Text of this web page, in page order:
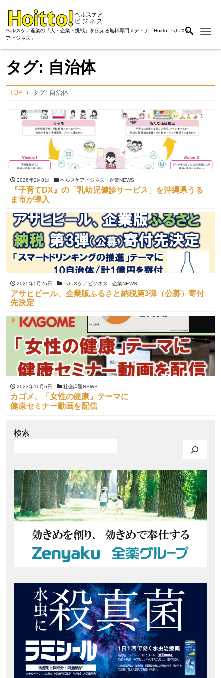
ヘルスケア産業の「人・企業・挑戦」を伝える無料専門メディア「Hoitto! ヘルスケ
アビジネス」
タグ: 自治体
TOP タグ: 自治体
2026年2月8日 ヘルスケアビジネス・企業NEWS
『子育てDX』の「乳幼児健診サービス」を沖縄県うる
ま市が導入
2025年5月25日 ヘルスケアビジネス・企業NEWS
アサヒビール、企業版ふるさと納税第3弾（公募）寄付
先決定
2023年11月6日 社会課題NEWS
カゴメ、「女性の健康」テーマに
健康セミナー動画を配信
検索